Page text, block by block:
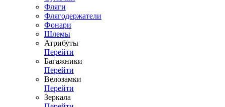
Фляги
Флягодержатели
Фонари
Шлемы
Атрибуты
Перейти
Багажники
Перейти
Велозамки
Перейти
Зеркала